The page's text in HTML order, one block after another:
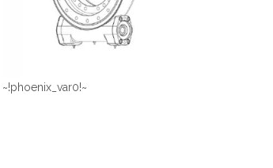
~!phoenix_var0!~